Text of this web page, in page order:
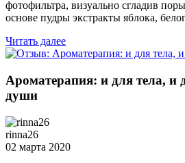
фотофильтра, визуально сгладив
основе пудры экстракты яблока,
Читать далее
Ароматерапия: и для тела, и
души
rinna26
02 марта 2020